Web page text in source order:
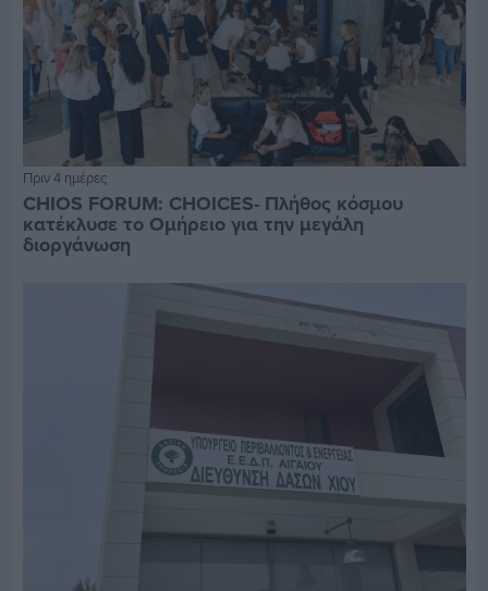
Πριν 4 ημέρες
CHIOS FORUM: CHOICES- Πλήθος κόσμου
κατέκλυσε το Ομήρειο για την μεγάλη
διοργάνωση